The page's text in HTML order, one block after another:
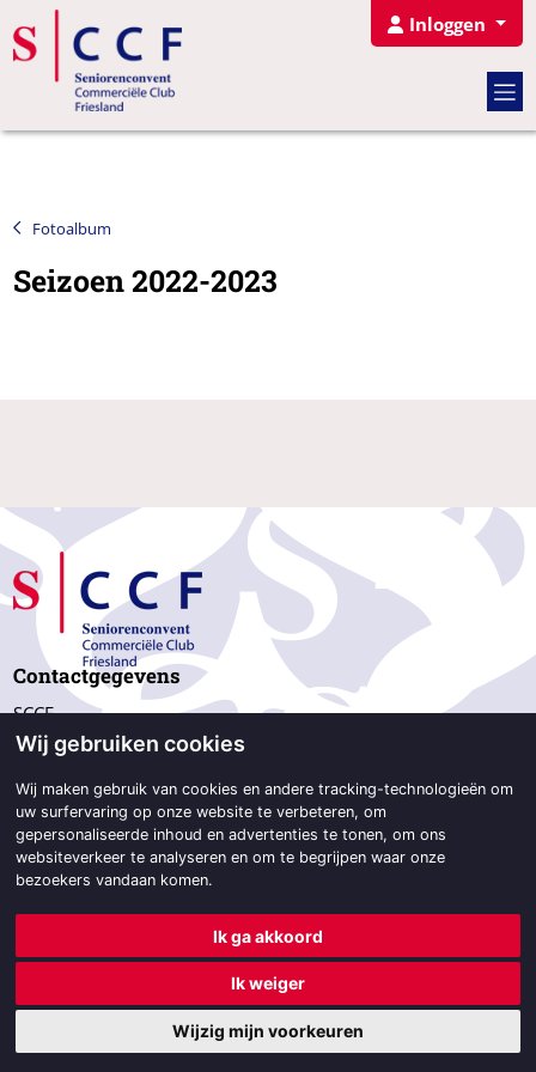
Inloggen
Fotoalbum
Seizoen 2022-2023
Contactgegevens
SCCF
p/a Beetsterweg 2d,
9244 GC Beetsterzwaag
06-533 343 47
secretariaat@sccf.nl
BO Creator DXP®
Disclaimer Cookie instellingen
Wij gebruiken cookies
Wij maken gebruik van cookies en andere tracking-technologieën om
uw surfervaring op onze website te verbeteren, om
gepersonaliseerde inhoud en advertenties te tonen, om ons
websiteverkeer te analyseren en om te begrijpen waar onze
bezoekers vandaan komen.
Ik ga akkoord
Ik weiger
Wijzig mijn voorkeuren